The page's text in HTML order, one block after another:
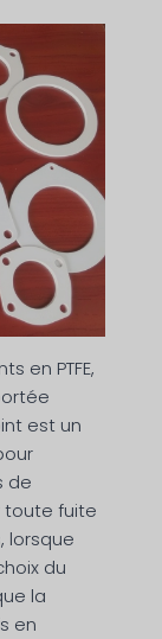
en PTFE,
est un
de
toute fuite
lorsque
du
la
en